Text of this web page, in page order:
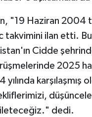
"19 Haziran 2004
takvimini ilan etti.
Cidde
2025
ileteceğiz." dedi.